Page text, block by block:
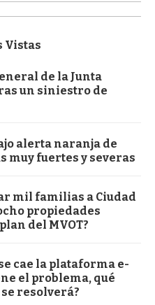
Vistas
de la Junta
un siniestro de
alerta naranja de
muy fuertes y severas
mil familias a Ciudad
propiedades
del MVOT?
cae la plataforma e-
el problema, qué
resolverá?